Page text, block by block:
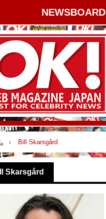
NEWSBOARD
Bill Skarsgård
Skarsgård